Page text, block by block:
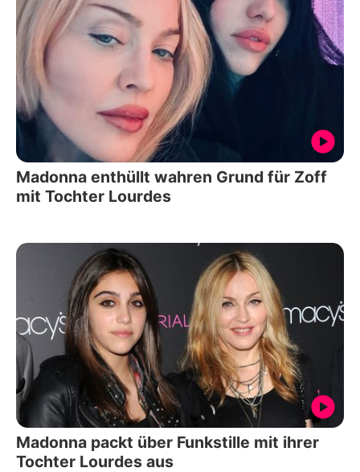
Madonna enthüllt wahren Grund für Zoff
mit Tochter Lourdes
Madonna packt über Funkstille mit ihrer
Tochter Lourdes aus